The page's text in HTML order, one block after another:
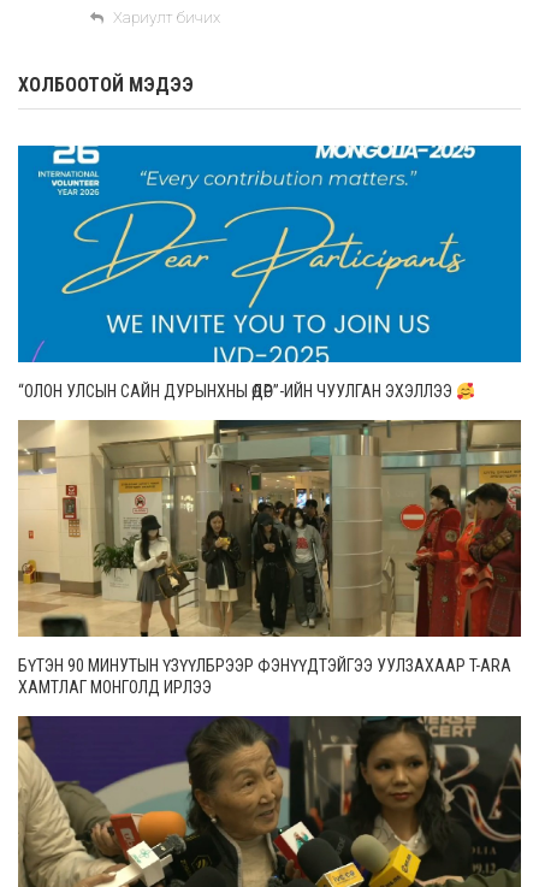
Хариулт бичих
ХОЛБООТОЙ МЭДЭЭ
“ОЛОН УЛСЫН САЙН ДУРЫНХНЫ ӨДӨР”-ИЙН ЧУУЛГАН ЭХЭЛЛЭЭ
БҮТЭН 90 МИНУТЫН ҮЗҮҮЛБРЭЭР ФЭНҮҮДТЭЙГЭЭ УУЛЗАХААР T-ARA
ХАМТЛАГ МОНГОЛД ИРЛЭЭ